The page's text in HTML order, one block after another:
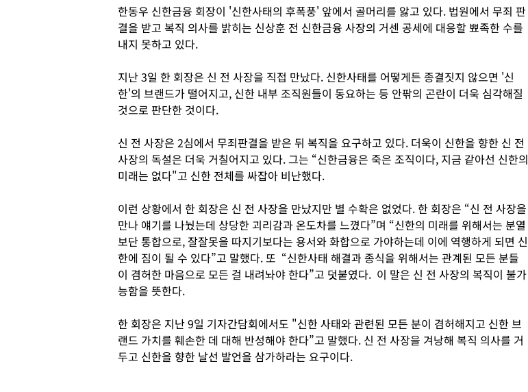
한동우 신한금융 회장이 '신한사태의 후폭풍' 앞에서 골머리를 앓고 있다. 법원에서 무죄 판
결을 받고 복직 의사를 밝히는 신상훈 전 신한금융 사장의 거센 공세에 대응할 뾰족한 수를
내지 못하고 있다.
지난 3일 한 회장은 신 전 사장을 직접 만났다. 신한사태를 어떻게든 종결짓지 않으면 '신
한'의 브랜드가 떨어지고, 신한 내부 조직원들이 동요하는 등 안팎의 곤란이 더욱 심각해질
것으로 판단한 것이다.
신 전 사장은 2심에서 무죄판결을 받은 뒤 복직을 요구하고 있다. 더욱이 신한을 향한 신 전
사장의 독설은 더욱 거칠어지고 있다. 그는 “신한금융은 죽은 조직이다, 지금 같아선 신한의
미래는 없다"고 신한 전체를 싸잡아 비난했다.
이런 상황에서 한 회장은 신 전 사장을 만났지만 별 수확은 없었다. 한 회장은 “신 전 사장을
만나 얘기를 나눴는데 상당한 괴리감과 온도차를 느꼈다”며 “신한의 미래를 위해서는 분열
보단 통합으로, 잘잘못을 따지기보다는 용서와 화합으로 가야하는데 이에 역행하게 되면 신
한에 짐이 될 수 있다”고 말했다. 또 “신한사태 해결과 종식을 위해서는 관계된 모든 분들
이 겸허한 마음으로 모든 걸 내려놔야 한다”고 덧붙였다. 이 말은 신 전 사장의 복직이 불가
능함을 뜻한다.
한 회장은 지난 9일 기자간담회에서도 "신한 사태와 관련된 모든 분이 겸허해지고 신한 브
랜드 가치를 훼손한 데 대해 반성해야 한다”고 말했다. 신 전 사장을 겨낭해 복직 의사를 거
두고 신한을 향한 날선 발언을 삼가하라는 요구이다.